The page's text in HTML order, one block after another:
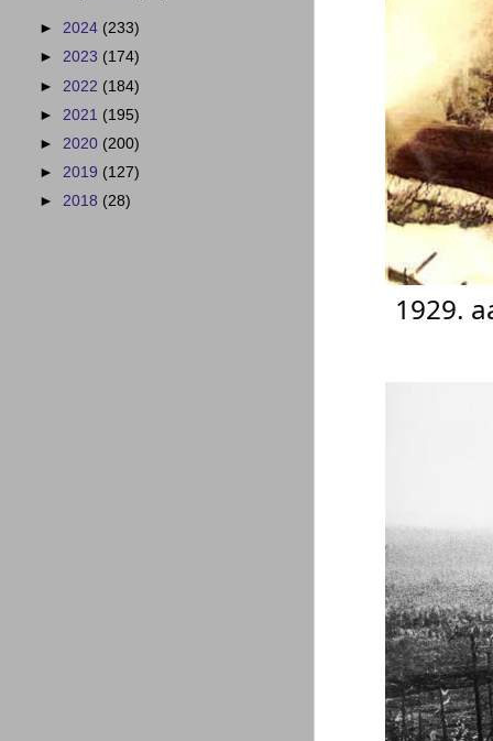
1929.
► 2024 (233)
► 2023 (174)
► 2022 (184)
► 2021 (195)
► 2020 (200)
► 2019 (127)
► 2018 (28)